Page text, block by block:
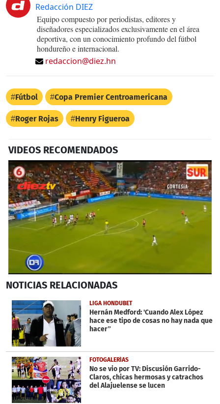
Redacción DIEZ
Equipo compuesto por periodistas, editores y
diseñadores especializados exclusivamente en el área
deportiva, con un conocimiento profundo del fútbol
hondureño e internacional.
redaccion@diez.hn
Fútbol Copa Premier Centroamericana
Roger Rojas Henry Figueroa
VIDEOS RECOMENDADOS
seconds
44
seconds
NOTICIAS RELACIONADAS
LIGA HONDUBET
Hernán Medford: 'Cuando Alex López
hace ese tipo de cosas no hay nada que
hacer”
FOTOGALERÍAS
No se vio por TV: Discusión Garrido-
Claros, chicas hermosas y catrachos
del Alajuelense se lucen